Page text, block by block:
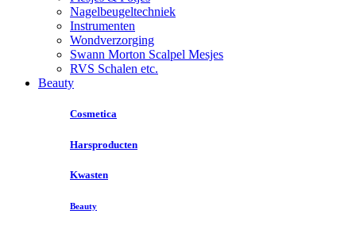
Nagelbeugeltechniek
Instrumenten
Wondverzorging
Swann Morton Scalpel Mesjes
RVS Schalen etc.
Beauty
Cosmetica
Harsproducten
Kwasten
Beauty